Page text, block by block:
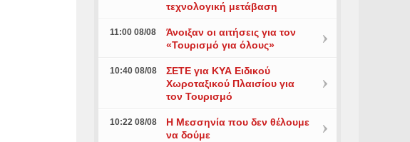
τεχνολογική μετάβαση
11:00 08/08
Άνοιξαν οι αιτήσεις για τον
«Τουρισμό για όλους»
10:40 08/08
ΣΕΤΕ για ΚΥΑ Ειδικού
Χωροταξικού Πλαισίου για
τον Τουρισμό
10:22 08/08
Η Μεσσηνία που δεν θέλουμε
να δούμε